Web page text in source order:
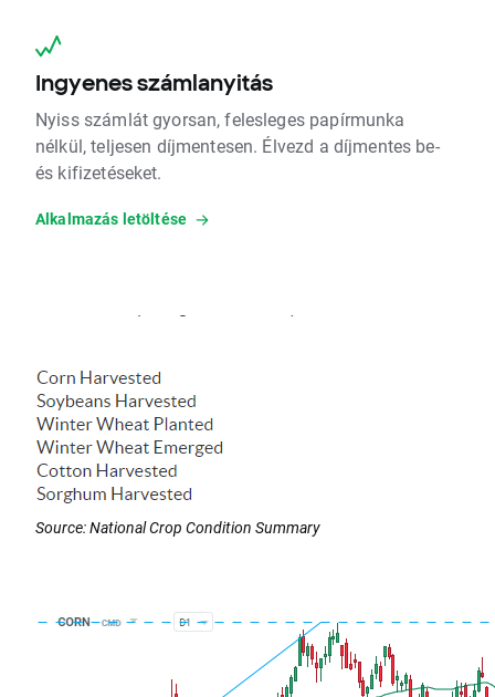
Ingyenes számlanyitás
Nyiss számlát gyorsan, felesleges papírmunka
nélkül, teljesen díjmentesen. Élvezd a díjmentes be-
és kifizetéseket.
Alkalmazás letöltése
Source: National Crop Condition Summary